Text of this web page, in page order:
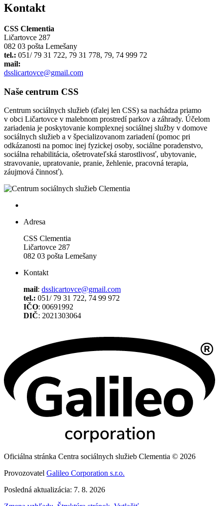
Kontakt
CSS Clementia
Ličartovce 287
082 03 pošta Lemešany
tel.: 051/ 79 31 722, 79 31 778, 79, 74 999 72
mail:
dsslicartovce@gmail.com
Naše centrum CSS
Centrum sociálnych služieb (ďalej len CSS) sa nachádza priamo
v obci Ličartovce v malebnom prostredí parkov a záhrady. Účelom
zariadenia je poskytovanie komplexnej sociálnej služby v domove
sociálnych služieb a v špecializovanom zariadení (pomoc pri
odkázanosti na pomoc inej fyzickej osoby, sociálne poradenstvo,
sociálna rehabilitácia, ošetrovateľská starostlivosť, ubytovanie,
stravovanie, upratovanie, pranie, žehlenie, pracovná terapia,
záujmová činnosť).
Adresa
CSS Clementia
Ličartovce 287
082 03 pošta Lemešany
Kontakt
mail: dsslicartovce@gmail.com
tel.: 051/ 79 31 722, 74 99 972
IČO: 00691992
DIČ: 2021303064
Oficiálna stránka Centra sociálnych služieb Clementia © 2026
Provozovatel Galileo Corporation s.r.o.
Posledná aktualizácia: 7. 8. 2026